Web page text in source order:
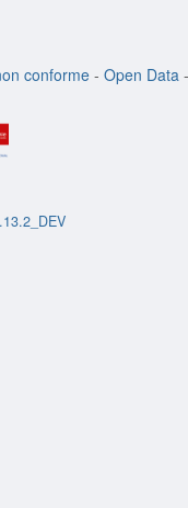
conforme - Open Data -